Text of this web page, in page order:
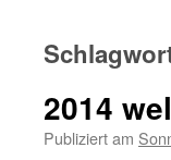
2014
Publiziert am